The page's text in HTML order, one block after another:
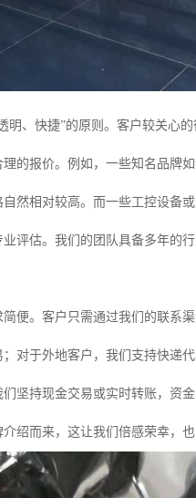
明、快捷”的原则。客户较关心
的报价。例如，一些知名品牌
然相对较高。而一些工控设备
评估。我们的团队具备多年的
便。客户只需通过我们的联系
对于外地客户，我们支持快递
坚持现金交易或实时转账，资
绍而来，这让我们倍感荣幸，